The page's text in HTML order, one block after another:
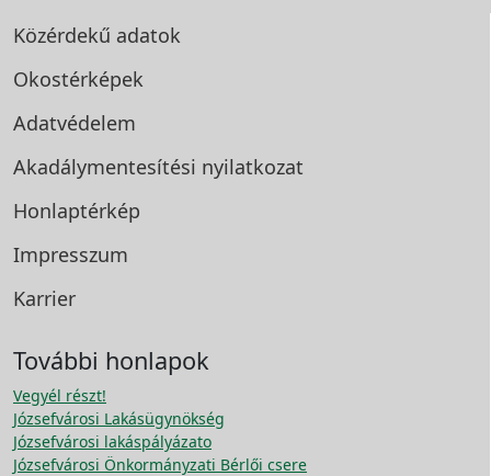
Közérdekű adatok
Okostérképek
Adatvédelem
Akadálymentesítési nyilatkozat
Honlaptérkép
Impresszum
Karrier
További honlapok
Vegyél részt!
Józsefvárosi Lakásügynökség
Józsefvárosi lakáspályázato
Józsefvárosi Önkormányzati Bérlői csere